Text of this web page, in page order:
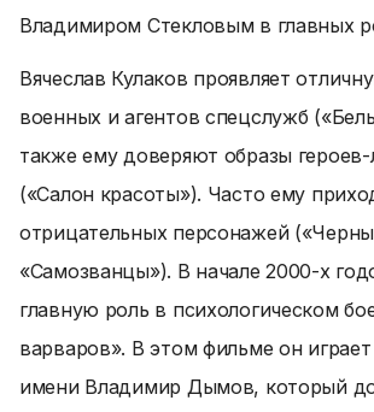
Владимиром Стекловым в главных
Вячеслав Кулаков проявляет
военных и агентов спецслужб
также ему доверяют образы
(«Салон красоты»). Часто ему
отрицательных персонажей
«Самозванцы»). В начале 2000-х
главную роль в психологическом
варваров». В этом фильме он
имени Владимир Дымов, который